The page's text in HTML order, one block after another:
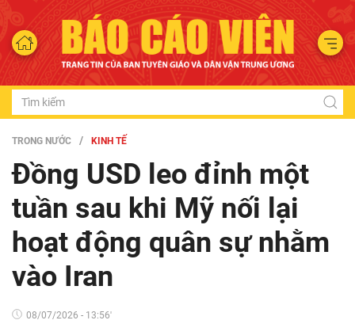
TRONG NƯỚC KINH TẾ
Đồng USD leo đỉnh một
tuần sau khi Mỹ nối lại
hoạt động quân sự nhằm
vào Iran
08/07/2026 - 13:56'